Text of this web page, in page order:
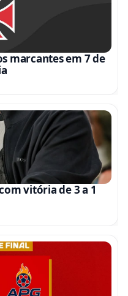
marcantes em 7 de
vitória de 3 a 1